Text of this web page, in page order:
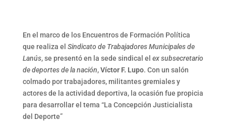
En el marco de los Encuentros de Formación Política
que realiza el Sindicato de Trabajadores Municipales de
Lanús, se presentó en la sede sindical el ex subsecretario
de deportes de la nación,Víctor F. Lupo. Con un salón
colmado por trabajadores, militantes gremiales y
actores de la actividad deportiva, la ocasión fue propicia
para desarrollar el tema “La Concepción Justicialista
del Deporte”